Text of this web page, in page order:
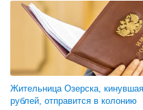
Жительница Озерска,
рублей, отправится в колонию